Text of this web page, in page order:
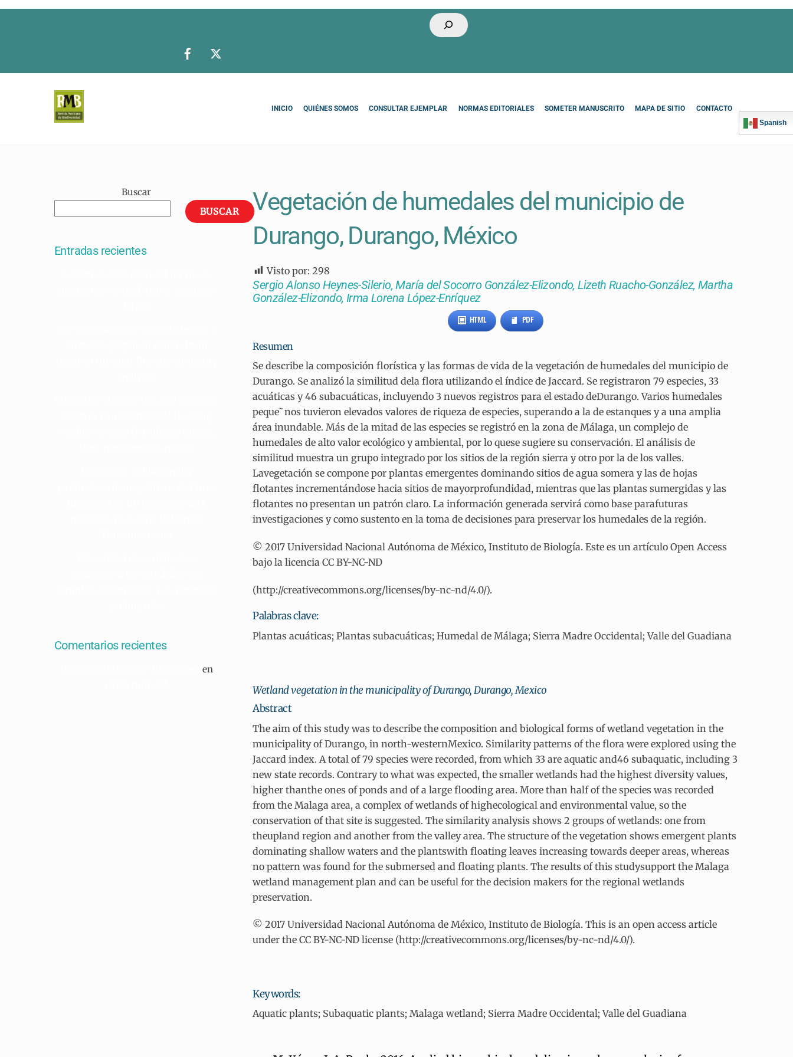
Skip
Buscar
INICIO QUIÉNES SOMOS CONSULTAR EJEMPLAR NORMAS EDITORIALES SOMETER MANUSCRITO MAPA DE SITIO
CONTACTO
Spanish
Vegetación de humedales del municipio de
Durango, Durango, México
Visto por: 298
Sergio Alonso Heynes-Silerio, María del Socorro González-Elizondo, Lizeth Ruacho-González, Martha
González-Elizondo, Irma Lorena López-Enríquez
HTML PDF
Resumen
Se describe la composición florística y las formas de vida de la vegetación de humedales del municipio de
Durango. Se analizó la similitud dela flora utilizando el índice de Jaccard. Se registraron 79 especies, 33
acuáticas y 46 subacuáticas, incluyendo 3 nuevos registros para el estado deDurango. Varios humedales
peque˜nos tuvieron elevados valores de riqueza de especies, superando a la de estanques y a una amplia
área inundable. Más de la mitad de las especies se registró en la zona de Málaga, un complejo de
humedales de alto valor ecológico y ambiental, por lo quese sugiere su conservación. El análisis de
similitud muestra un grupo integrado por los sitios de la región sierra y otro por la de los valles.
Lavegetación se compone por plantas emergentes dominando sitios de agua somera y las de hojas
flotantes incrementándose hacia sitios de mayorprofundidad, mientras que las plantas sumergidas y las
flotantes no presentan un patrón claro. La información generada servirá como base parafuturas
investigaciones y como sustento en la toma de decisiones para preservar los humedales de la región.
© 2017 Universidad Nacional Autónoma de México, Instituto de Biología. Este es un artículo Open Access
bajo la licencia CC BY-NC-ND
(http://creativecommons.org/licenses/by-nc-nd/4.0/).
Palabras clave:
Plantas acuáticas; Plantas subacuáticas; Humedal de Málaga; Sierra Madre Occidental; Valle del Guadiana
Wetland vegetation in the municipality of Durango, Durango, Mexico
Abstract
The aim of this study was to describe the composition and biological forms of wetland vegetation in the
municipality of Durango, in north-westernMexico. Similarity patterns of the flora were explored using the
Jaccard index. A total of 79 species were recorded, from which 33 are aquatic and46 subaquatic, including 3
new state records. Contrary to what was expected, the smaller wetlands had the highest diversity values,
higher thanthe ones of ponds and of a large flooding area. More than half of the species was recorded
from the Malaga area, a complex of wetlands of highecological and environmental value, so the
conservation of that site is suggested. The similarity analysis shows 2 groups of wetlands: one from
theupland region and another from the valley area. The structure of the vegetation shows emergent plants
dominating shallow waters and the plantswith floating leaves increasing towards deeper areas, whereas
no pattern was found for the submersed and floating plants. The results of this studysupport the Malaga
wetland management plan and can be useful for the decision makers for the regional wetlands
preservation.
© 2017 Universidad Nacional Autónoma de México, Instituto de Biología. This is an open access article
under the CC BY-NC-ND license (http://creativecommons.org/licenses/by-nc-nd/4.0/).
Keywords:
Aquatic plants; Subaquatic plants; Malaga wetland; Sierra Madre Occidental; Valle del Guadiana
Buscar
BUSCAR
Entradas recientes
Comentarios recientes
en